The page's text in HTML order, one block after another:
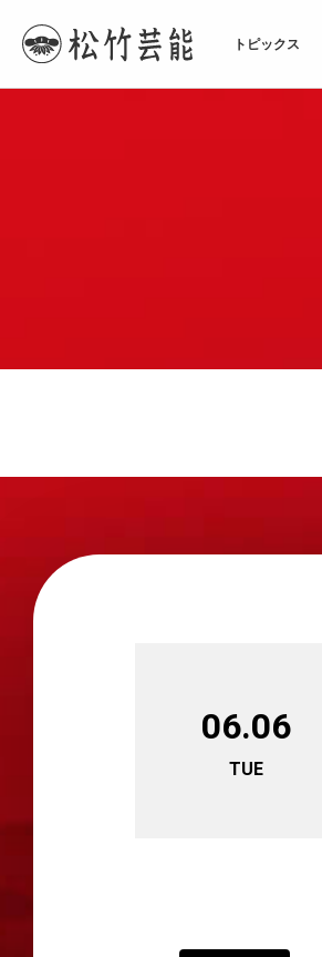
トピックス
06.06
TUE